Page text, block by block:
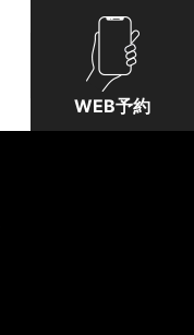
WEB予約